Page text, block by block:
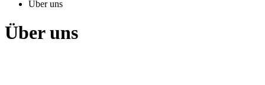
Apotheke
Über uns
Über uns